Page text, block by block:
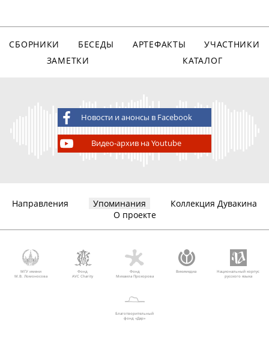
СБОРНИКИ БЕСЕДЫ АРТЕФАКТЫ
УЧАСТНИКИ
ЗАМЕТКИ
КАТАЛОГ
Новости и анонсы в Facebook
Видео-архив на Youtube
Направления Упоминания
Коллекция Дувакина
О проекте
МГУ имени
М.В. Ломоносова
Фонд
AVC Charity
Фонд
Михаила Прохорова
Викимедиа
Национальный корпус
русского языка
Благотворительный
фонд «Дар»